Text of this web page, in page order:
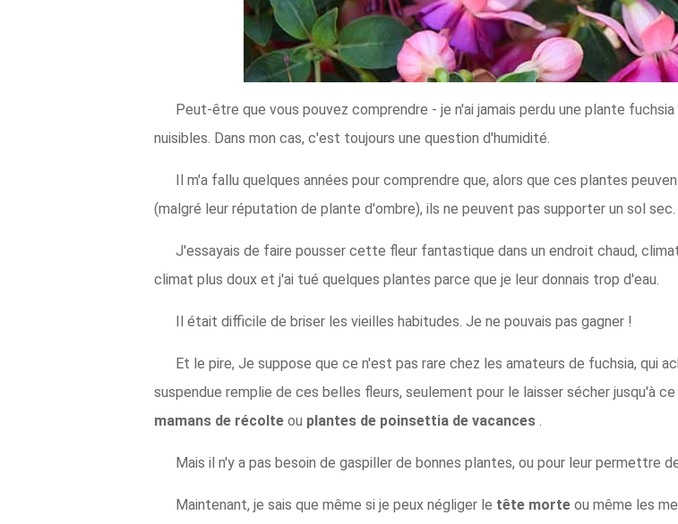
Peut-être que vous pouvez comprendre - je n'ai jamais perdu une plante
nuisibles. Dans mon cas, c'est toujours une question d'humidité.
Il m'a fallu quelques années pour comprendre que, alors que ces plantes
(malgré leur réputation de plante d'ombre), ils ne peuvent pas supporter un sol
J'essayais de faire pousser cette fleur fantastique dans un endroit chaud,
climat plus doux et j'ai tué quelques plantes parce que je leur donnais trop d'eau.
Il était difficile de briser les vieilles habitudes. Je ne pouvais pas gagner !
Et le pire, Je suppose que ce n'est pas rare chez les amateurs de fuchsia, qui
suspendue remplie de ces belles fleurs, seulement pour le laisser sécher jusqu'à
mamans de récolte ou plantes de poinsettia de vacances .
Mais il n'y a pas besoin de gaspiller de bonnes plantes, ou pour leur permettre
Maintenant, je sais que même si je peux négliger le tête morte ou même les